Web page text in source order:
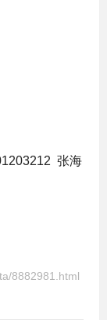
张海
8882981.html